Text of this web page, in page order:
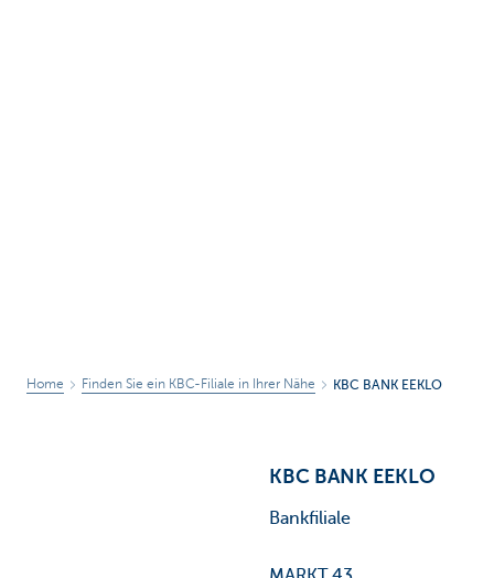
Home Finden Sie ein KBC-Filiale in Ihrer Nähe KBC BANK EEKLO
KBC BANK EEKLO
Bankfiliale